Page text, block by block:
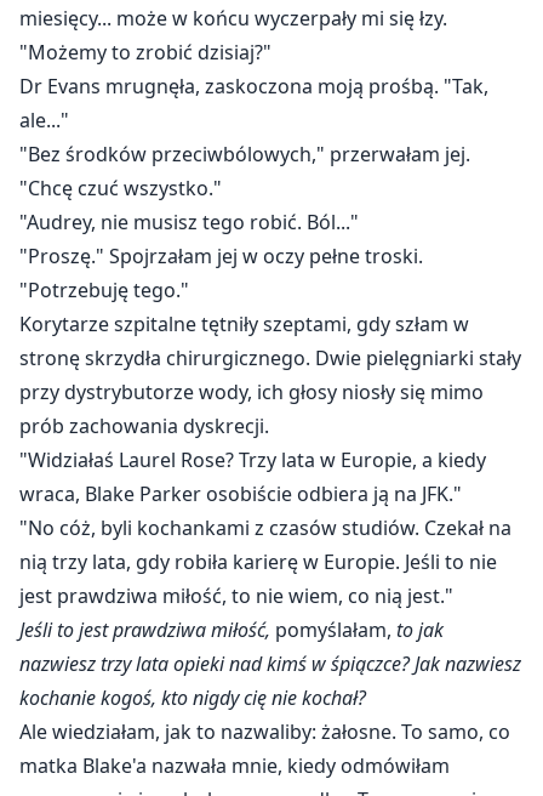
miesięcy... może w końcu wyczerpały mi się łzy.
"Możemy to zrobić dzisiaj?"
Dr Evans mrugnęła, zaskoczona moją prośbą. "Tak,
ale..."
"Bez środków przeciwbólowych," przerwałam jej.
"Chcę czuć wszystko."
"Audrey, nie musisz tego robić. Ból..."
"Proszę." Spojrzałam jej w oczy pełne troski.
"Potrzebuję tego."
Korytarze szpitalne tętniły szeptami, gdy szłam w
stronę skrzydła chirurgicznego. Dwie pielęgniarki stały
przy dystrybutorze wody, ich głosy niosły się mimo
prób zachowania dyskrecji.
"Widziałaś Laurel Rose? Trzy lata w Europie, a kiedy
wraca, Blake Parker osobiście odbiera ją na JFK."
"No cóż, byli kochankami z czasów studiów. Czekał na
nią trzy lata, gdy robiła karierę w Europie. Jeśli to nie
jest prawdziwa miłość, to nie wiem, co nią jest."
Jeśli to jest prawdziwa miłość, pomyślałam, to jak
nazwiesz trzy lata opieki nad kimś w śpiączce? Jak nazwiesz
kochanie kogoś, kto nigdy cię nie kochał?
Ale wiedziałam, jak to nazwaliby: żałosne. To samo, co
matka Blake'a nazwała mnie, kiedy odmówiłam